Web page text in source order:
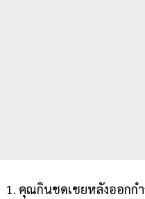
1. คุณกินชดเชยหลังออกก